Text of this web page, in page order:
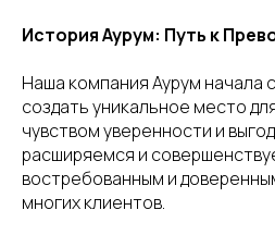
История Аурум: Путь к
Наша компания Аурум начала
создать уникальное место
чувством уверенности и
расширяемся и
востребованным и
многих клиентов.